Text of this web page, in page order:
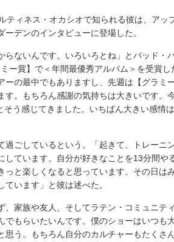
ィネス・オカシオで知られる彼は、アッ
デンのインタビューに登場した。
ないんです。いろいろとね」とバッド・
ー賞】で＜年間最優秀アルバム＞を受賞し
の最中でもありますし、先週は【グラミ
。もちろん感謝の気持ちは大きいです。
そう感じてきました。いちばん大きい感情は
ごしているという。「起きて、トレーニ
ています。自分が好きなことを13分間や
と楽しくなると思っています。その日は
います」と彼は述べた。
家族や友人、そしてラテン・コミュニティ
もらいたいんです。僕のショーはいつも
思う。もちろん自分のカルチャーもたくさ